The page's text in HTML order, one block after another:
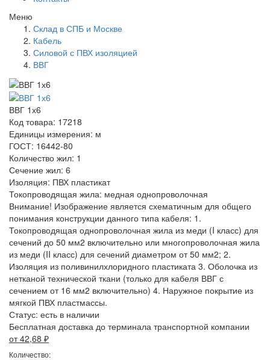
Меню
Склад в СПБ и Москве
Кабель
Силовой с ПВХ изоляцией
ВВГ
ВВГ 1х6
Код товара: 17218
Единицы измерения: м
ГОСТ: 16442-80
Количество жил: 1
Сечение жил: 6
Изоляция: ПВХ пластикат
Токопроводящая жила: медная однопроволочная
Внимание! Изображение является схематичным для общего
понимания конструкции данного типа кабеля: 1.
Токопроводящая однопроволочная жила из меди (I класс) для
сечений до 50 мм2 включительно или многопроволочная жила
из меди (II класс) для сечений диаметром от 50 мм2; 2.
Изоляция из поливинилхлоридного пластиката 3. Оболочка из
нетканой технической ткани (только для кабеля ВВГ с
сечением от 16 мм2 включительно) 4. Наружное покрытие из
мягкой ПВХ пластмассы.
Статус: есть в наличии
Бесплатная доставка до терминала транспортной компании
от 42,68 ₽
Количество: